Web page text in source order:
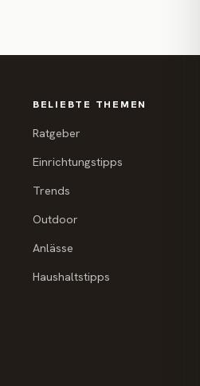
BELIEBTE THEMEN
Ratgeber
Einrichtungstipps
Trends
Outdoor
Anlässe
Haushaltstipps